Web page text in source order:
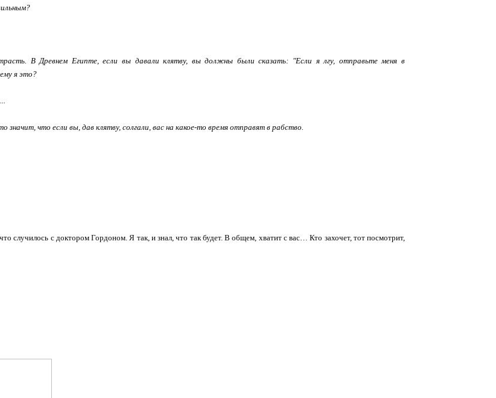
В Древнем Египте, если вы давали клятву, вы должны были сказать: "Если я лгу, отправьте меня в
я это?
значит, что если вы, дав клятву, солгали, вас на какое-то время отправят в рабство.
случилось с доктором Гордоном. Я так, и знал, что так будет. В общем, хватит с вас… Кто захочет, тот посмотрит,